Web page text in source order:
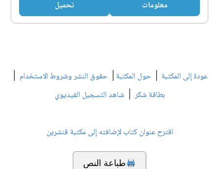
معلومات تحميل
عودة إلى المكتبة | حول المكتبة | حقوق النشر وشروط الاستخدام |
بطاقة شكر| شاهد التسجيل الفيديوي
اقترح عنوان كتاب لإضافته إلى مكتبة قنشرين
طباعة النص